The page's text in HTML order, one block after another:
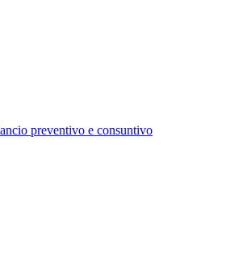
preventivo e consuntivo